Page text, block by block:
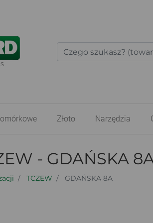
Złoto Narzędzia
- GDAŃSKA
TCZEW GDAŃSKA 8A